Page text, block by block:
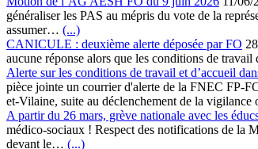
généraliser les PAS au mépris du vote de la
assumer… (...)
CANICULE : deuxième alerte déposée par FO
aucune réponse alors que les conditions de
Alerte sur les conditions de travail et d’accueil
pièce jointe un courrier d'alerte de la FNEC FP-
et-Vilaine, suite au déclenchement de la
A partir du 26 mars, grève nationale avec les
médico-sociaux ! Respect des notifications de la
devant le… (...)